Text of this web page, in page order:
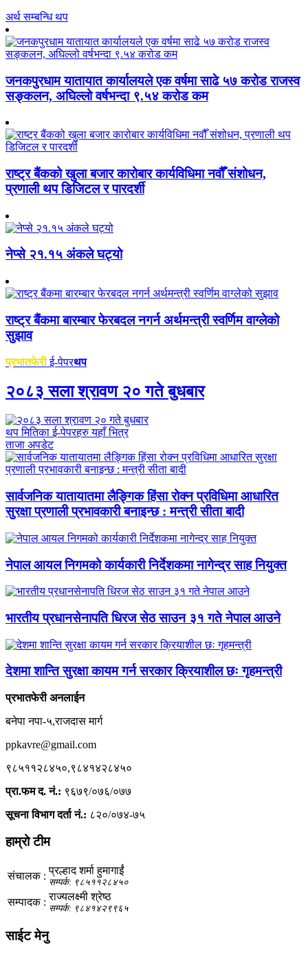
अर्थ सम्बन्धि थप
जनकपुरधाम यातायात कार्यालयले एक वर्षमा साढे ५७ करोड राजस्व
सङ्कलन, अघिल्लो वर्षभन्दा ९.५४ करोड कम
राष्ट्र बैंकको खुला बजार कारोबार कार्यविधिमा नवौँ संशोधन,
प्रणाली थप डिजिटल र पारदर्शी
नेप्से २१.१५ अंकले घट्यो
राष्ट्र बैंकमा बारम्बार फेरबदल नगर्न अर्थमन्त्री स्वर्णिम वाग्लेको
सुझाव
प्रभातफेरीई-पेपरथप
२०८३ सला श्रावण २० गते बुधबार
थप मितिका ई-पेपरहरु यहाँ भित्र
ताजा अपडेट
सार्वजनिक यातायातमा लैङ्गिक हिंसा रोक्न प्रविधिमा आधारित
सुरक्षा प्रणाली प्रभावकारी बनाइन्छ : मन्त्री सीता बादी
नेपाल आयल निगमको कार्यकारी निर्देशकमा नागेन्द्र साह नियुक्त
भारतीय प्रधानसेनापति धिरज सेठ साउन ३१ गते नेपाल आउने
देशमा शान्ति सुरक्षा कायम गर्न सरकार क्रियाशील छः गृहमन्त्री
प्रभातफेरी अनलाईन
बनेपा नपा-५,राजदास मार्ग
ppkavre@gmail.com
९८५११२८४५०,९८४१४२८४५०
प्रा.फम द. नं.: ९६७९/०७६/०७७
सूचना विभाग दर्ता नं.: ८२०/०७४-७५
हाम्रो टीम
संचालक : प्रल्हाद शर्मा हुमागाईं
सम्पर्क: ९८५११२८४५०
सम्पादक : राज्यलक्ष्मी श्रेष्ठ
सम्पर्क: ९८४१४२९९६५
साईट मेनु